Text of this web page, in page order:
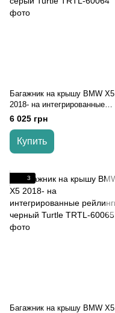
Багажник на крышу BMW X5
2018- на интегрированные
рейлинги серый Turtle
6 025 грн
Купить
3
Багажник на крышу BMW X5